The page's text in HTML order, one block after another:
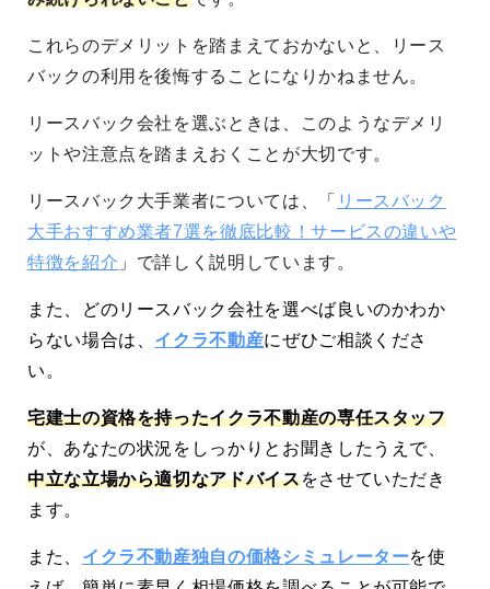
これらのデメリットを踏まえておかないと、リース
バックの利用を後悔することになりかねません。
リースバック会社を選ぶときは、このようなデメリ
ットや注意点を踏まえおくことが大切です。
リースバック大手業者については、「 リースバック
大手おすすめ業者7選を徹底比較！サービスの違いや
特徴を紹介 」で詳しく説明しています。
また、どのリースバック会社を選べば良いのかわか
らない場合は、 イクラ不動産にぜひご相談くださ
い。
宅建士の資格を持ったイクラ不動産の専任スタッフ
が、あなたの状況をしっかりとお聞きしたうえで、
中立な立場から適切なアドバイスをさせていただき
ます。
また、 イクラ不動産独自の価格シミュレーターを使